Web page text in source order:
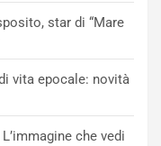
star di “Mare
vita epocale: novità
che vedi